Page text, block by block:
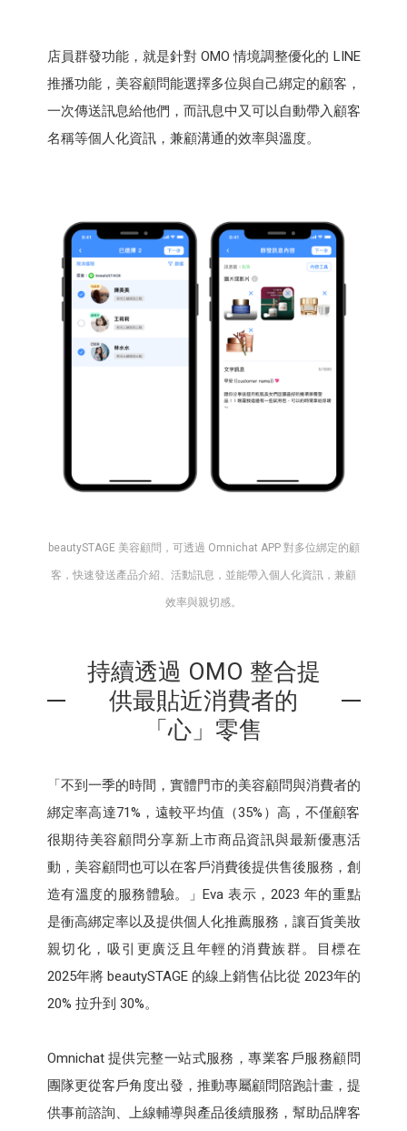
店員群發功能，就是針對 OMO 情境調整優化的 LINE
推播功能，美容顧問能選擇多位與自己綁定的顧客，
一次傳送訊息給他們，而訊息中又可以自動帶入顧客
名稱等個人化資訊，兼顧溝通的效率與溫度。
beautySTAGE 美容顧問，可透過 Omnichat APP 對多位綁定的顧
客，快速發送產品介紹、活動訊息，並能帶入個人化資訊，兼顧
效率與親切感。
持續透過 OMO 整合提
供最貼近消費者的
「心」零售
「不到一季的時間，實體門市的美容顧問與消費者的
綁定率高達71%，遠較平均值（35%）高，不僅顧客
很期待美容顧問分享新上市商品資訊與最新優惠活
動，美容顧問也可以在客戶消費後提供售後服務，創
造有溫度的服務體驗。」Eva 表示，2023 年的重點
是衝高綁定率以及提供個人化推薦服務，讓百貨美妝
親切化，吸引更廣泛且年輕的消費族群。目標在
2025年將 beautySTAGE 的線上銷售佔比從 2023年的
20% 拉升到 30%。
Omnichat 提供完整一站式服務，專業客戶服務顧問
團隊更從客戶角度出發，推動專屬顧問陪跑計畫，提
供事前諮詢、上線輔導與產品後續服務，幫助品牌客